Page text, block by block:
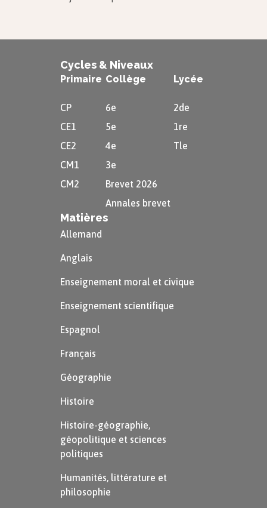
Cycles & Niveaux
Primaire
CP
CE1
CE2
CM1
CM2
Collège
6e
5e
4e
3e
Brevet 2026
Annales brevet
Lycée
2de
1re
Tle
Matières
Allemand
Anglais
Enseignement moral et civique
Enseignement scientifique
Espagnol
Français
Géographie
Histoire
Histoire-géographie,
géopolitique et sciences
politiques
Humanités, littérature et
philosophie